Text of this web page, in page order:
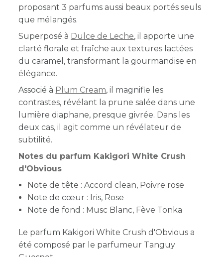
proposant3 parfums aussi beaux portés seuls
que mélangés.
Superposé à Dulce de Leche, il apporte une
clarté florale et fraîche aux textures lactées
du caramel, transformant la gourmandise en
élégance.
Associé à Plum Cream, il magnifie les
contrastes, révélant la prune salée dans une
lumière diaphane, presque givrée. Dans les
deux cas, il agit comme un révélateur de
subtilité.
Notes du parfum Kakigori White Crush
d'Obvious
Note de tête : Accord clean, Poivre rose
Note de cœur : Iris, Rose
Note de fond : Musc Blanc, Fève Tonka
Le parfum Kakigori White Crush d'Obvious a
été composé par le parfumeur Tanguy